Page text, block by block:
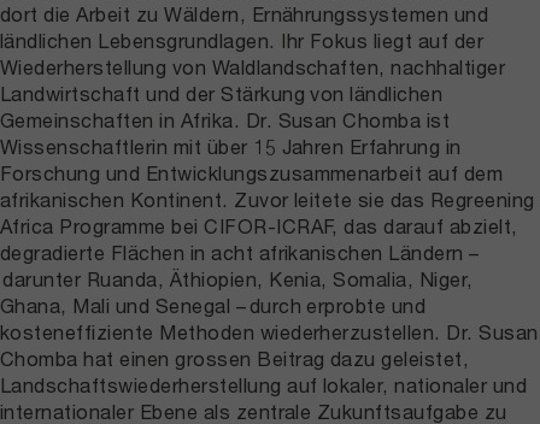
dort die Arbeit zu Wäldern, Ernährungssystemen und
ländlichen Lebensgrundlagen. Ihr Fokus liegt auf der
Wiederherstellung von Waldlandschaften, nachhaltiger
Landwirtschaft und der Stärkung von ländlichen
Gemeinschaften in Afrika. Dr. Susan Chomba ist
Wissenschaftlerin mit über 15 Jahren Erfahrung in
Forschung und Entwicklungszusammenarbeit auf dem
afrikanischen Kontinent. Zuvor leitete sie das Regreening
Africa Programme bei CIFOR-ICRAF, das darauf abzielt,
degradierte Flächen in acht afrikanischen Ländern –
darunter Ruanda, Äthiopien, Kenia, Somalia, Niger,
Ghana, Mali und Senegal – durch erprobte und
kosteneffiziente Methoden wiederherzustellen. Dr. Susan
Chomba hat einen grossen Beitrag dazu geleistet,
Landschaftswiederherstellung auf lokaler, nationaler und
internationaler Ebene als zentrale Zukunftsaufgabe zu